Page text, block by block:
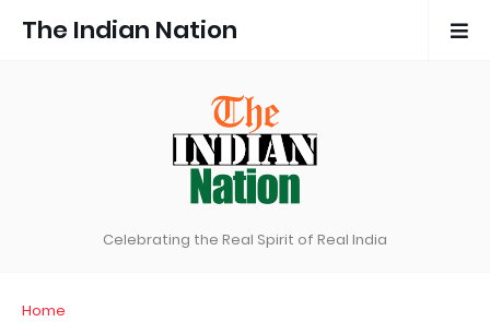
The Indian Nation
Celebrating the Real Spirit of Real India
Home